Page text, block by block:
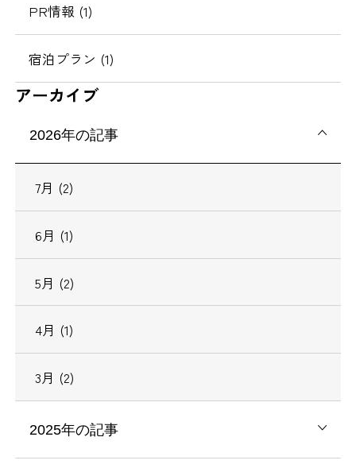
PR情報 (1)
宿泊プラン (1)
アーカイブ
2026年の記事
7月 (2)
6月 (1)
5月 (2)
4月 (1)
3月 (2)
2025年の記事